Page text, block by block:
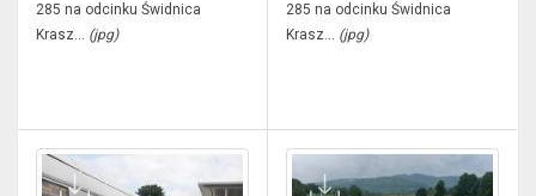
285 na odcinku Świdnica
Krasz... (jpg)
285 na odcinku Świdnica
Krasz... (jpg)